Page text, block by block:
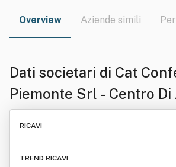
Overview Aziende simili
Dati societari di Cat
Piemonte Srl - Centro Di
Tecnica Alle Imprese
RICAVI
TREND RICAVI